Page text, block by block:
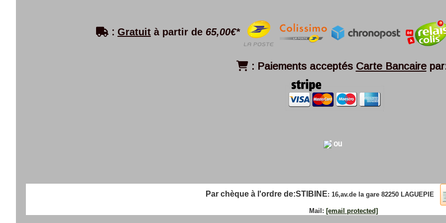
 : Gratuit à partir de 65,00€*
: Paiements acceptés Carte Bancaire
ou
Par chèque à l'ordre de:STIBINE: 16,av.de la gare 82250 LAGUEPIE
Mail: [email protected]